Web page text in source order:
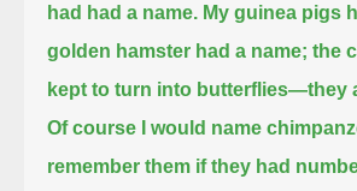
had had a name. My guinea pigs
golden hamster had a name; the
kept to turn into butterflies—they
Of course I would name
remember them if they had